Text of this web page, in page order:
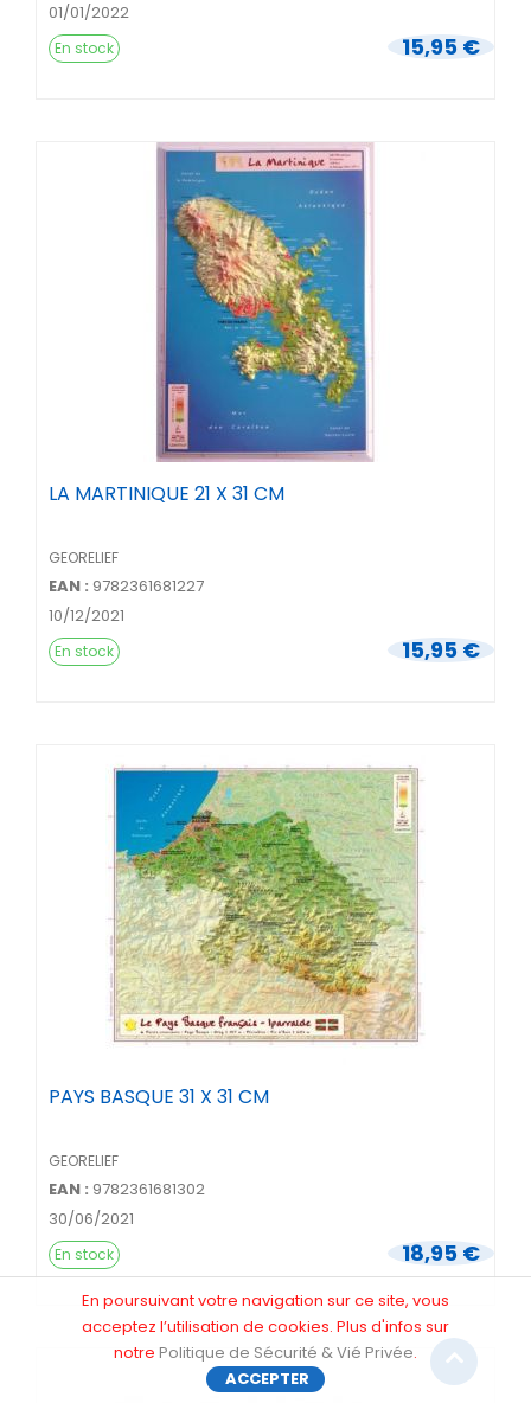
01/01/2022
15,95 €
En stock
LA MARTINIQUE 21 X 31 CM
GEORELIEF
EAN : 9782361681227
10/12/2021
15,95 €
En stock
PAYS BASQUE 31 X 31 CM
GEORELIEF
EAN : 9782361681302
30/06/2021
18,95 €
En stock
En poursuivant votre navigation sur ce site, vous
acceptez l’utilisation de cookies. Plus d'infos sur
notre Politique de Sécurité & Vié Privée.
ACCEPTER